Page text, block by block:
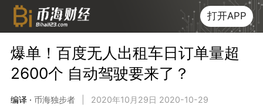
打开APP
爆单！百度无人出租车日订单量超
2600个 自动驾驶要来了？
编译 · 币海独步者 2020年10月29日 2020-10-29